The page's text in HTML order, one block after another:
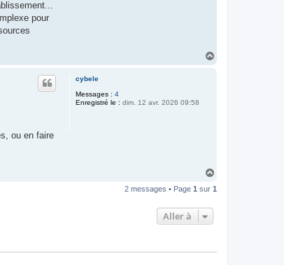
pour
cybele
Messages : 4
Enregistré le : dim. 12 avr. 2026 09:58
ou en faire
u
2 messages • Page 1 sur 1
Aller à